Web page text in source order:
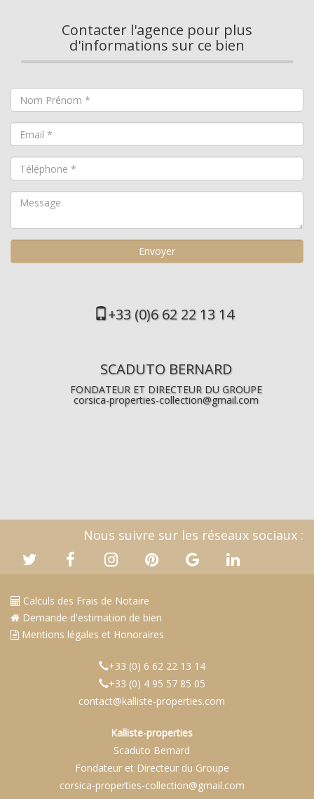
Contacter l'agence pour plus
d'informations sur ce bien
+33 (0)6 62 22 13 14
SCADUTO BERNARD
FONDATEUR ET DIRECTEUR DU GROUPE
corsica-properties-collection@gmail.com
Nous suivre sur les réseaux sociaux :
Calculs des Frais de Notaire
Demande d'estimation de bien
Mentions légales et Honoraires
+33 (0) 6 62 22 13 14
+33 (0) 4 95 57 85 05
contact@kalliste-properties.com
Kalliste-properties
Scaduto Bernard
Fondateur et Directeur du Groupe
corsica-properties-collection@gmail.com